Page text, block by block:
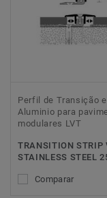
Perfil de Transição
Aluminio para
modulares LVT
TRANSITION STRIP
STAINLESS STEEL
Comparar